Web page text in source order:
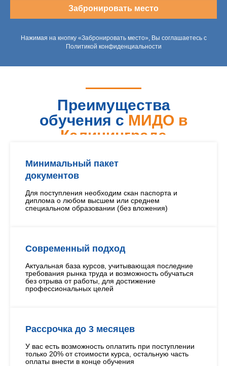
Забронировать место
Нажимая на кнопку «Забронировать место», Вы соглашаетесь с
Политикой конфиденциальности
Преимущества
обучения с МИДО в
Калининграде
Минимальный пакет
документов
Для поступления необходим скан паспорта и
диплома о любом высшем или среднем
специальном образовании (без вложения)
Современный подход
Актуальная база курсов, учитывающая последние
требования рынка труда и возможность обучаться
без отрыва от работы, для достижение
профессиональных целей
Рассрочка до 3 месяцев
У вас есть возможность оплатить при поступлении
только 20% от стоимости курса, остальную часть
оплаты внести в конце обучения